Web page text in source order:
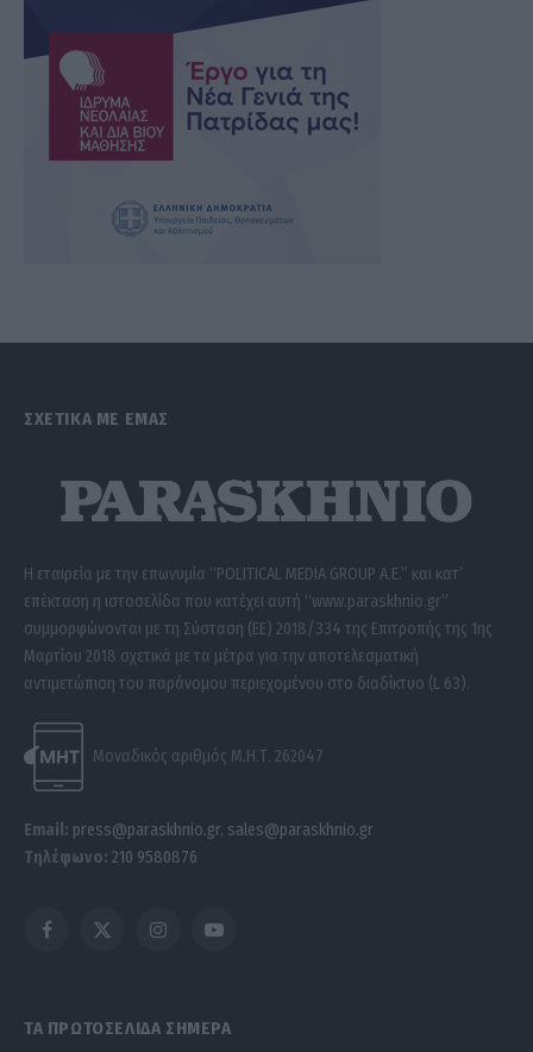
ΣΧΕΤΙΚΑ ΜΕ ΕΜΑΣ
Η εταιρεία με την επωνυμία “POLITICAL MEDIA GROUP A.E.” και κατ’
επέκταση η ιστοσελίδα που κατέχει αυτή “www.paraskhnio.gr”
συμμορφώνονται με τη Σύσταση (ΕΕ) 2018/334 της Επιτροπής της 1ης
Μαρτίου 2018 σχετικά με τα μέτρα για την αποτελεσματική
αντιμετώπιση του παράνομου περιεχομένου στο διαδίκτυο (L 63).
Μοναδικός αριθμός Μ.Η.Τ. 262047
Email: press@paraskhnio.gr, sales@paraskhnio.gr
Τηλέφωνο: 210 9580876
Facebook
X
InstagramYouTube
ΤΑ ΠΡΩΤΟΣΕΛΙΔΑ ΣΗΜΕΡΑ